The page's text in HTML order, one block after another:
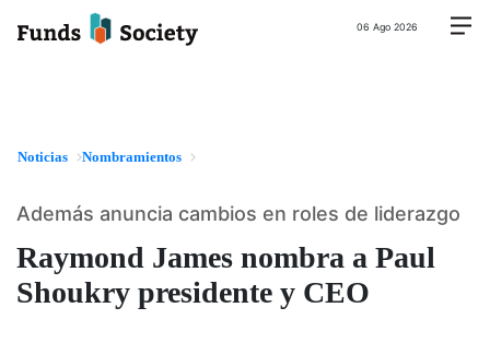
06 Ago 2026
Noticias Nombramientos
Raymond James nombra a Paul
Shoukry presidente y CEO
Además anuncia cambios en roles de liderazgo